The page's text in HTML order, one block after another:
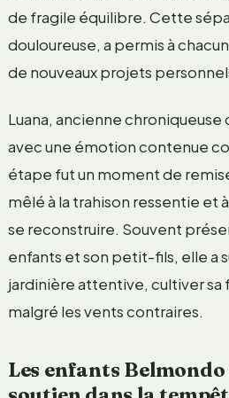
de fragile équilibre. Cette
douloureuse, a permis à
de nouveaux projets
Luana, ancienne chroniqueuse
avec une émotion contenue
étape fut un moment de
mêlé à la trahison ressentie et
se reconstruire. Souvent
enfants et son petit-fils, elle a
jardinière attentive, cultiver sa
malgré les vents contraires.
Les enfants